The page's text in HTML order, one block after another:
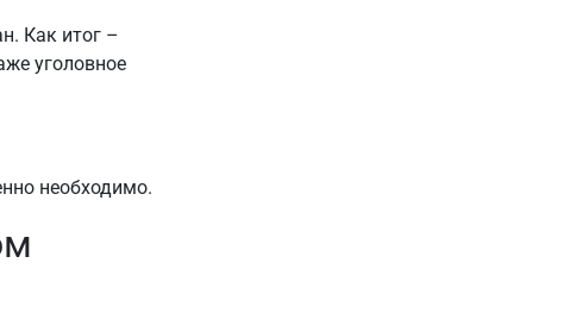
Как итог –
уголовное
необходимо.